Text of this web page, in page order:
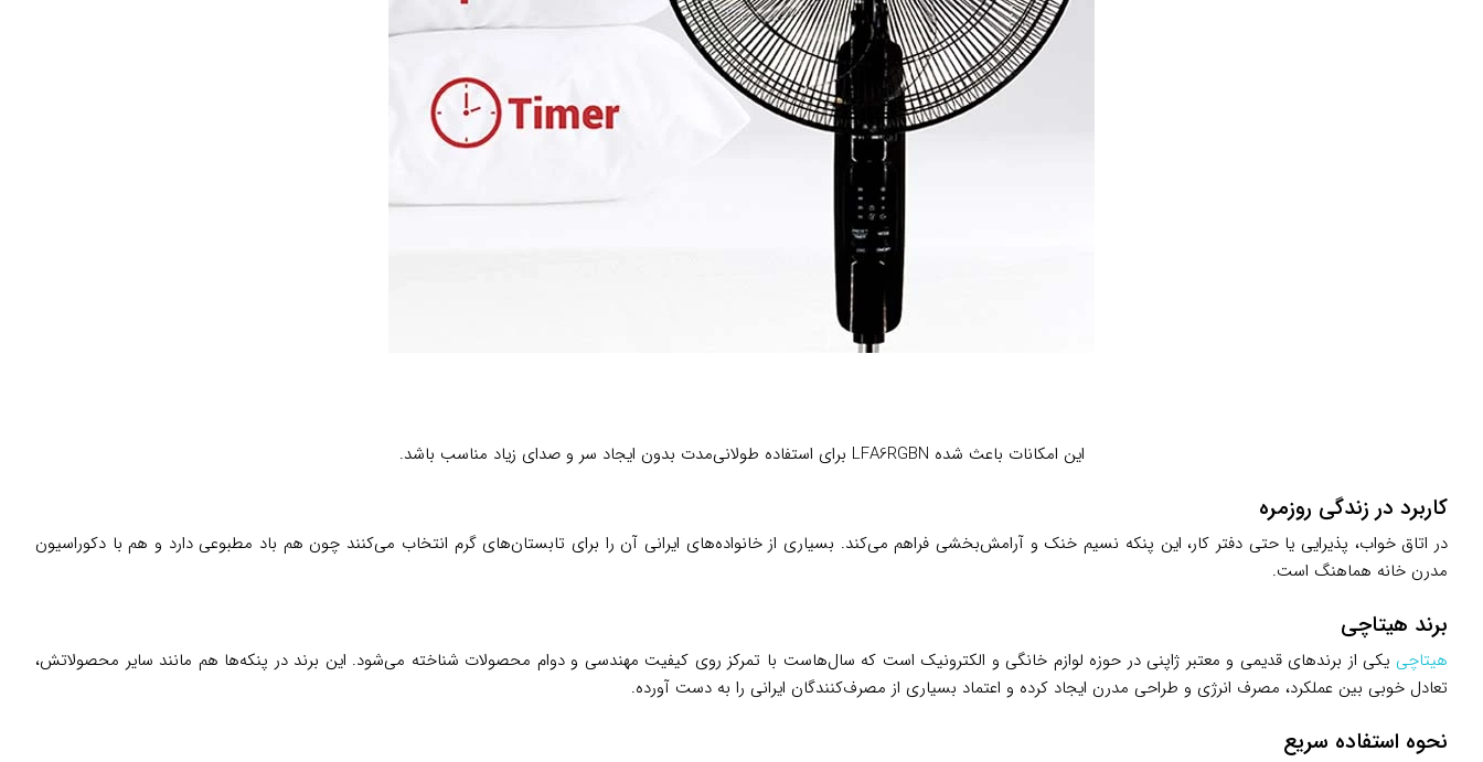
این امکانات باعث شده LFA6RGBN برای استفاده طولانی‌مدت بدون ایجاد سر و صدای زیاد مناسب باشد.
کاربرد در زندگی روزمره
در اتاق خواب، پذیرایی یا حتی دفتر کار، این پنکه نسیم خنک و آرامش‌بخشی فراهم می‌کند. بسیاری از خانواده‌های ایرانی آن را برای تابستان‌های گرم انتخاب می‌کنند چون هم باد مطبوعی دارد و هم با دکوراسیون
مدرن خانه هماهنگ است.
برند هیتاچی
هیتاچی یکی از برندهای قدیمی و معتبر ژاپنی در حوزه لوازم خانگی و الکترونیک است که سال‌هاست با تمرکز روی کیفیت مهندسی و دوام محصولات شناخته می‌شود. این برند در پنکه‌ها هم مانند سایر محصولاتش،
تعادل خوبی بین عملکرد، مصرف انرژی و طراحی مدرن ایجاد کرده و اعتماد بسیاری از مصرف‌کنندگان ایرانی را به دست آورده.
نحوه استفاده سریع